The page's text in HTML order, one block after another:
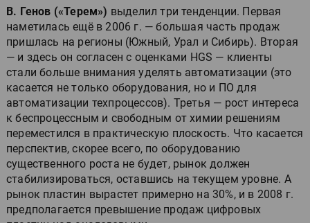
В. Генов («Терем») выделил три тенденции. Первая
наметилась ещё в 2006 г. — большая часть продаж
пришлась на регионы (Южный, Урал и Сибирь). Вторая
— и здесь он согласен с оценками HGS — клиенты
стали больше внимания уделять автоматизации (это
касается не только оборудования, но и ПО для
автоматизации техпроцессов). Третья — рост интереса
к беспроцессным и свободным от химии решениям
переместился в практическую плоскость. Что касается
перспектив, скорее всего, по оборудованию
существенного роста не будет, рынок должен
стабилизироваться, оставшись на текущем уровне. А
рынок пластин вырастет примерно на 30%, и в 2008 г.
предполагается превышение продаж цифровых